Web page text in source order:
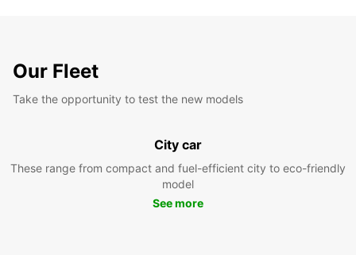
Our Fleet
Take the opportunity to test the new models
City car
These range from compact and fuel-efficient city to eco-friendly
model
See more